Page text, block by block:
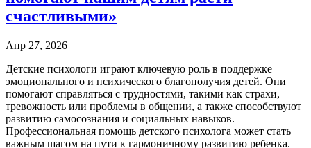
счастливыми»
Апр 27, 2026
Детские психологи играют ключевую роль в поддержке
эмоционального и психического благополучия детей. Они
помогают справляться с трудностями, такими как страхи,
тревожность или проблемы в общении, а также способствуют
развитию самосознания и социальных навыков.
Профессиональная помощь детского психолога может стать
важным шагом на пути к гармоничному развитию ребенка.